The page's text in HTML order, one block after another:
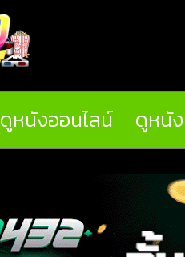
ดูหนังออนไลน์ ดูหนั